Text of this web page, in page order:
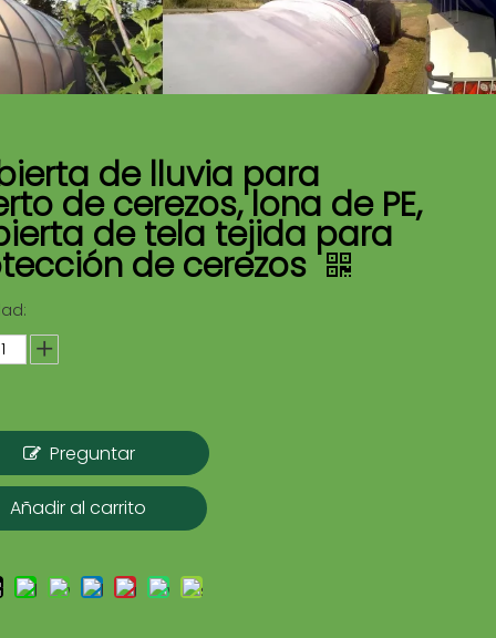
de lluvia para
de cerezos, lona de PE,
de tela tejida para
de cerezos
Preguntar
Añadir al carrito